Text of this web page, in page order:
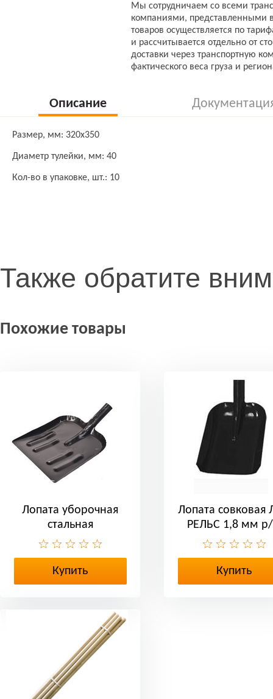
Мы сотрудничаем со всеми
компаниями, представленными
товаров осуществляется по
и рассчитывается отдельно от
доставки через транспортную
фактического веса груза и
Описание
Размер, мм: 320х350
Диаметр тулейки, мм: 40
Кол-во в упаковке, шт.: 10
Также обратите
Похожие товары
Лопата уборочная
стальная
Купить
Лопата совковая
РЕЛЬС 1,8 мм
Купить